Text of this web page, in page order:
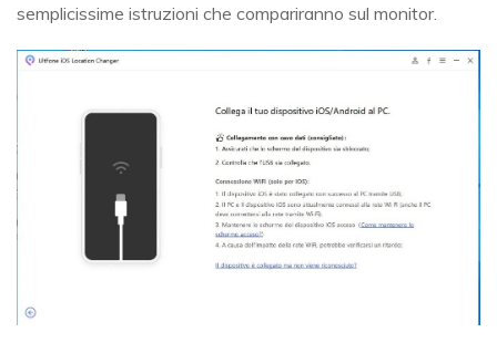
semplicissime istruzioni che compariranno sul monitor.